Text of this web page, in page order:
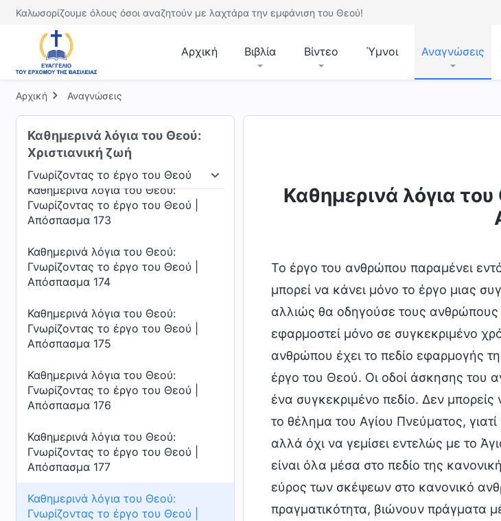
Καλωσορίζουμε όλους όσοι αναζητούν με λαχτάρα την εμφάνιση του Θεού!
Αρχική Βιβλία Βίντεο Ύμνοι Αναγνώσεις
Αρχική Αναγνώσεις
Καθημερινά λόγια του Θεού:
Χριστιανική ζωή
Γνωρίζοντας το έργο του Θεού
Γνωρίζοντας το έργο του Θεού Η διάθεση του Θεού και αυτό που
Γνωρίζοντας το έργο του Θεού |
Απόσπασμα 170
Καθημερινά λόγια του Θεού:
Απόσπασμα 171
Καθημερινά λόγια του Θεού:
Γνωρίζοντας το έργο του Θεού |
Απόσπασμα 172
Καθημερινά λόγια του Θεού:
Γνωρίζοντας το έργο του Θεού |
Απόσπασμα 173
Καθημερινά λόγια του Θεού:
Γνωρίζοντας το έργο του Θεού |
Απόσπασμα 174
Καθημερινά λόγια του Θεού:
Γνωρίζοντας το έργο του Θεού |
Απόσπασμα 175
Καθημερινά λόγια του Θεού:
Γνωρίζοντας το έργο του Θεού |
Απόσπασμα 176
Καθημερινά λόγια του Θεού:
Γνωρίζοντας το έργο του Θεού |
Απόσπασμα 177
Καθημερινά λόγια του Θεού:
Γνωρίζοντας το έργο του Θεού |
Καθημερινά λόγια
Το έργο του ανθρώπου παραμένει
μπορεί να κάνει μόνο το έργο μιας
αλλιώς θα οδηγούσε τους
εφαρμοστεί μόνο σε συγκεκριμένο
ανθρώπου έχει το πεδίο εφαρμογής
έργο του Θεού. Οι οδοί άσκησης του
ένα συγκεκριμένο πεδίο. Δεν
το θέλημα του Αγίου Πνεύματος,
αλλά όχι να γεμίσει εντελώς με το
είναι όλα μέσα στο πεδίο της
εύρος των σκέψεων στο κανονικό
πραγματικότητα, βιώνουν πράγματα